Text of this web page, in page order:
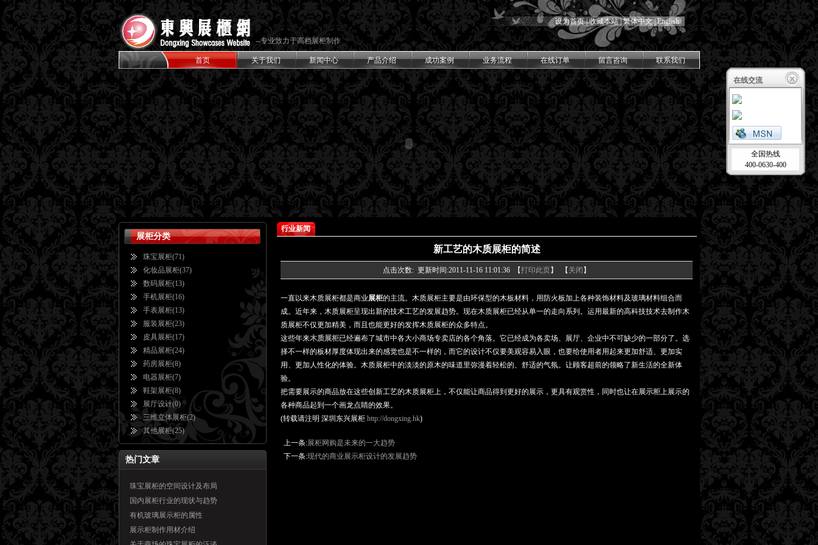
--专业致力于高档展柜制作
设为首页|收藏本站|繁体中文|English
首页 关于我们 新闻中心 产品介绍 成功案例 业务流程 在线订单 留言咨询 联系我们
展柜分类
珠宝展柜(71)
化妆品展柜(37)
数码展柜(13)
手机展柜(16)
手表展柜(13)
服装展柜(23)
皮具展柜(17)
精品展柜(24)
药房展柜(8)
电器展柜(7)
鞋架展柜(8)
展厅设计(0)
三维立体展柜(2)
其他展柜(25)
热门文章
珠宝展柜的空间设计及布局
国内展柜行业的现状与趋势
有机玻璃展示柜的属性
展示柜制作用材介绍
行业新闻
新工艺的木质展柜的简述
点击次数: 更新时间:2011-11-16 11:01:36 【打印此页】 【 关闭 】
一直以来木质展柜都是商业展柜的主流。木质展柜主要是由环保型的木板材料，用防火板加上各种装饰材料及玻璃材料组合而
成。近年来，木质展柜呈现出新的技术工艺的发展趋势。现在木质展柜已经从单一的走向系列。运用最新的高科技技术去制作木
质展柜不仅更加精美，而且也能更好的发挥木质展柜的众多特点。
这些年来木质展柜已经遍布了城市中各大小商场专卖店的各个角落。它已经成为各卖场、展厅、企业中不可缺少的一部分了。选
择不一样的板材厚度体现出来的感觉也是不一样的，而它的设计不仅要美观容易入眼，也要给使用者用起来更加舒适、更加实
用、更加人性化的体验。木质展柜中的淡淡的原木的味道里弥漫着轻松的、舒适的气氛。让顾客超前的领略了新生活的全新体
验。
把需要展示的商品放在这些创新工艺的木质展柜上，不仅能让商品得到更好的展示，更具有观赏性，同时也让在展示柜上展示的
各种商品起到一个画龙点睛的效果。
(转载请注明 深圳东兴展柜http://dongxing.hk)
上一条:展柜网购是未来的一大趋势
下一条:现代的商业展示柜设计的发展趋势
在线交流
全国热线
400-0630-400